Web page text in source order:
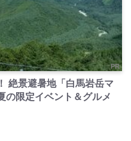
PR
絶景避暑地「白馬岩岳マ
の限定イベント＆グルメ